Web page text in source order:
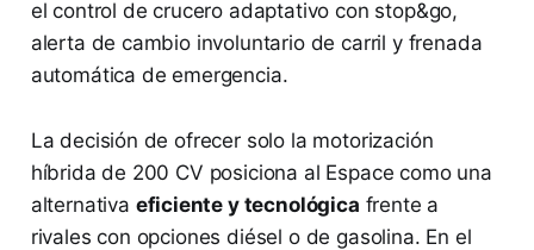
el control de crucero adaptativo con stop&go,
alerta de cambio involuntario de carril y frenada
automática de emergencia.
La decisión de ofrecer solo la motorización
híbrida de 200 CV posiciona al Espace como una
alternativa eficiente y tecnológica frente a
rivales con opciones diésel o de gasolina. En el